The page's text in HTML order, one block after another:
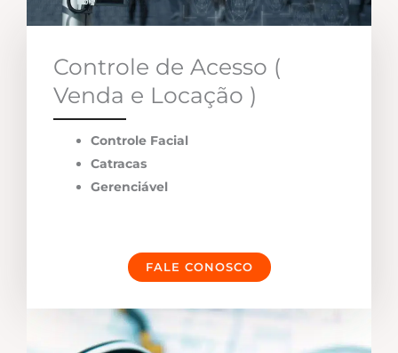
Controle de Acesso (
Venda e Locação )
Controle Facial
Catracas
Gerenciável
FALE CONOSCO